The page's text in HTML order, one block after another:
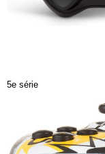
5e série